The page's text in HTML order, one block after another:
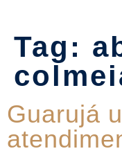
Tag:
Guarujá